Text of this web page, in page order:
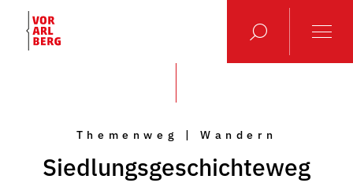
Themenweg | Wandern
Siedlungsgeschichteweg